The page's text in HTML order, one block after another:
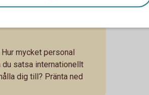
viss omsättning, ett visst
din idé.
mycket personal
du satsa internationellt
dig till? Pränta ned